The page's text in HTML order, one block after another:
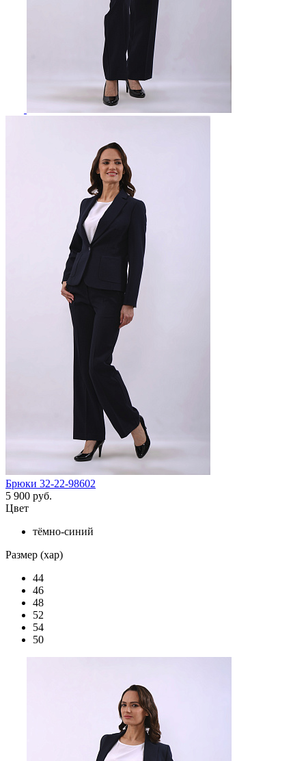
Брюки 32-22-98602
5 900 руб.
Цвет
тёмно-синий
Размер (хар)
44
46
48
52
54
50